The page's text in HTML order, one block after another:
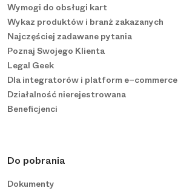
Wymogi do obsługi kart
Wykaz produktów i branż zakazanych
Najczęściej zadawane pytania
Poznaj Swojego Klienta
Legal Geek
Dla integratorów i platform e−commerce
Działalność nierejestrowana
Beneficjenci
Do pobrania
Dokumenty